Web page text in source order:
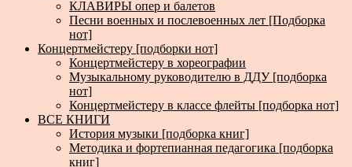
КЛАВИРЫ опер и балетов
Песни военных и послевоенных лет [Подборка
нот]
Концертмейстеру [подборки нот]
Концертмейстеру в хореографии
Музыкальному руководителю в ДДУ [подборка
нот]
Концертмейстеру в классе флейты [подборка нот]
ВСЕ КНИГИ
История музыки [подборка книг]
Методика и фортепианная педагогика [подборка
книг]